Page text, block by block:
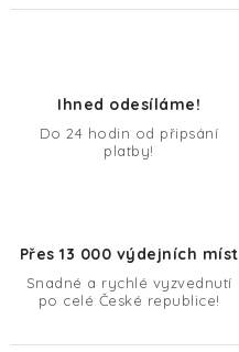
Ihned odesíláme!
Do 24 hodin od připsání
platby!
Přes 13 000 výdejních míst
Snadné a rychlé vyzvednutí
po celé České republice!